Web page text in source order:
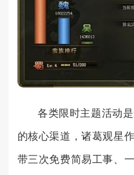
各类限时主题活动
的核心渠道，诸葛观星
带三次免费简易工事、